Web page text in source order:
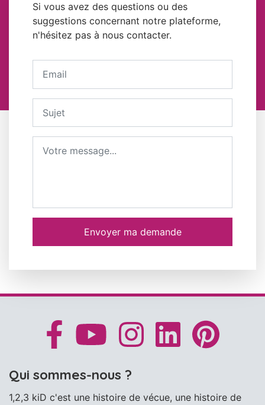
Si vous avez des questions ou des
suggestions concernant notre plateforme,
n'hésitez pas à nous contacter.
Envoyer ma demande
Qui sommes-nous ?
1,2,3 kiD c'est une histoire de vécue, une histoire de